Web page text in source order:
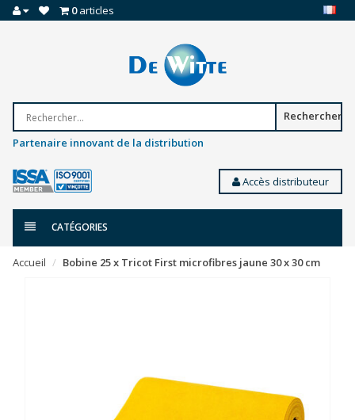
0articles
Rechercher
Partenaire innovant de la distribution
Accès distributeur
CATÉGORIES
Accueil Bobine 25 x Tricot First microfibres jaune 30 x 30 cm